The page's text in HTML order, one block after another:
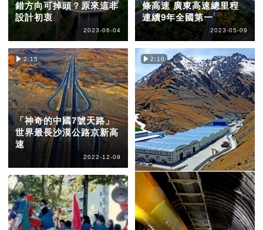
錯方向可掉頭？原來這非
設計初衷
2023-06-04
條高速 廣東高速總里程
連續9年全國第一
2023-05-09
2:15
「神奇的中國7號天路」
世界最長沙漠公路京新高
速
2022-12-09
2:10